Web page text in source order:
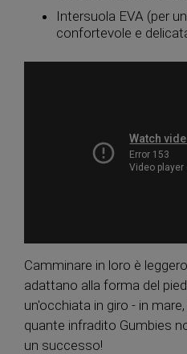
Intersuola EVA (per
confortevole e
Camminare in loro è
adattano alla forma del
un'occhiata in giro - in
quante infradito Gumbies
un successo!